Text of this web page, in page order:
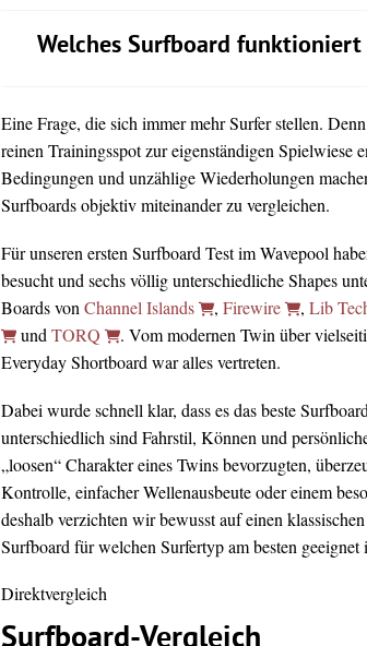
Welches Surfboard
Eine Frage, die sich immer mehr Surfer stellen.
reinen Trainingsspot zur eigenständigen Spielwiese
Bedingungen und unzählige Wiederholungen
Surfboards objektiv miteinander zu vergleichen.
Für unseren ersten Surfboard Test im Wavepool
besucht und sechs völlig unterschiedliche Shapes
Boards vonChannel Islands , Firewire , Lib
undTORQ
. Vom modernen Twin über
Everyday Shortboard war alles vertreten.
Dabei wurde schnell klar, dass es das beste
unterschiedlich sind Fahrstil, Können und
„loosen“ Charakter eines Twins bevorzugten,
Kontrolle, einfacher Wellenausbeute oder einem
deshalb verzichten wir bewusst auf einen
Surfboard für welchen Surfertyp am besten geeignet
Direktvergleich